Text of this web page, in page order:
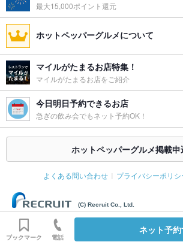
お祝い・サ
プライズ対
応
可
備考
（20歳未満）の飲酒は法律で禁じられ
最大15,000ポイント還元
ホットペッパーグルメについて
マイルがたまるお店特集！
マイルがたまるお店をご紹介
今日明日予約できるお店
急ぎの飲み会でもネット予約OK！
ホットペッパーグルメ掲載申
よくある問い合わせ プライバシーポリシ
(C) Recruit Co., Ltd.
ブックマーク 電話
ネット予約